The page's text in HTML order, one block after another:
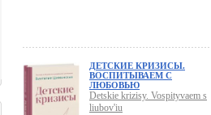
ДЕТСКИЕ КРИЗИСЫ.
ВОСПИТЫВАЕМ С
ЛЮБОВЬЮ
Detskie krizisy. Vospityvaem s
liubov'iu